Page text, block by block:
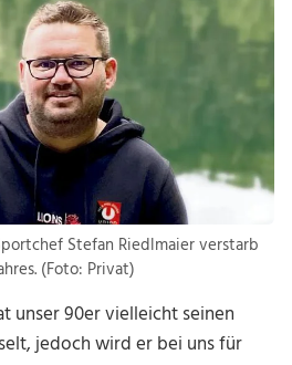
Stefan Riedlmaier verstarb
(Foto: Privat)
unser 90er vielleicht seinen
jedoch wird er bei uns für